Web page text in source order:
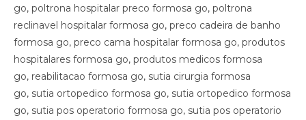
go, poltrona hospitalar preco formosa go, poltrona
reclinavel hospitalar formosa go, preco cadeira de banho
formosa go, preco cama hospitalar formosa go, produtos
hospitalares formosa go, produtos medicos formosa
go, reabilitacao formosa go, sutia cirurgia formosa
go, sutia ortopedico formosa go, sutia ortopedico formosa
go, sutia pos operatorio formosa go, sutia pos operatorio